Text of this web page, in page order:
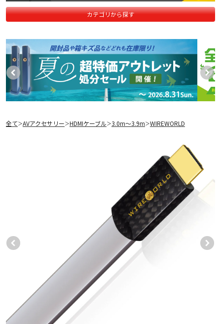
カテゴリから探す
全て＞AVアクセサリー＞HDMIケーブル＞3.0m〜3.9m＞WIREWORLD